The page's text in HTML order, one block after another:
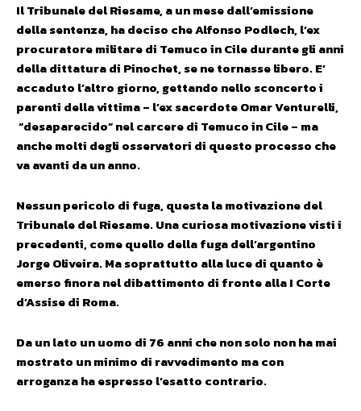
Il Tribunale del Riesame, a un mese dall’emissione
della sentenza, ha deciso che Alfonso Podlech, l’ex
procuratore militare di Temuco in Cile durante gli anni
della dittatura di Pinochet, se ne tornasse libero. E’
accaduto l’altro giorno, gettando nello sconcerto i
parenti della vittima – l’ex sacerdote Omar Venturelli,
“desaparecido” nel carcere di Temuco in Cile – ma
anche molti degli osservatori di questo processo che
va avanti da un anno.
Nessun pericolo di fuga, questa la motivazione del
Tribunale del Riesame. Una curiosa motivazione visti i
precedenti, come quello della fuga dell’argentino
Jorge Oliveira. Ma soprattutto alla luce di quanto è
emerso finora nel dibattimento di fronte alla I Corte
d’Assise di Roma.
Da un lato un uomo di 76 anni che non solo non ha mai
mostrato un minimo di ravvedimento ma con
arroganza ha espresso l’esatto contrario.